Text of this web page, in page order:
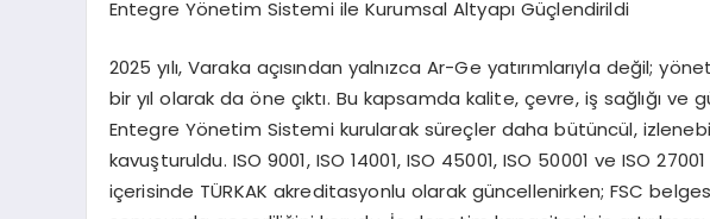
Entegre Yönetim Sistemi ile Kurumsal Altyapı Güçlendirildi
2025 yılı, Varaka açısından yalnızca Ar-Ge yatırımlarıyla değil;
bir yıl olarak da öne çıktı. Bu kapsamda kalite, çevre, iş sağlığı ve
Entegre Yönetim Sistemi kurularak süreçler daha bütüncül,
kavuşturuldu. ISO 9001, ISO 14001, ISO 45001, ISO 50001 ve ISO
içerisinde TÜRKAK akreditasyonlu olarak güncellenirken; FSC